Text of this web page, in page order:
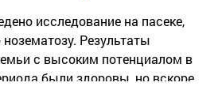
исследование на пасеке,
Результаты
с высоким потенциалом в
были здоровы, но вскоре